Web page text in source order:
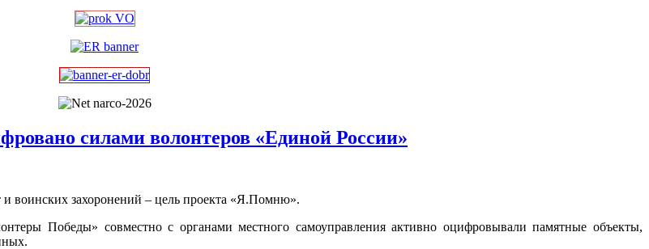
силами волонтеров «Единой России»
воинских захоронений – цель проекта «Я.Помню».
Победы» совместно с органами местного самоуправления активно оцифровывали памятные объекты,